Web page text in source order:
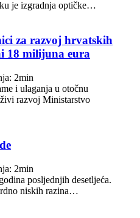
je izgradnja optičke…
za razvoj hrvatskih
18 milijuna eura
2min
i ulaganja u otočnu
razvoj Ministarstvo
2min
posljednjih desetljeća.
niskih razina…